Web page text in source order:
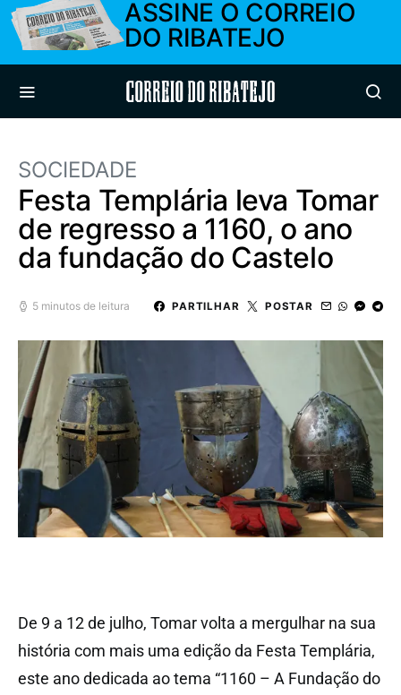
ASSINE O CORREIO
DO RIBATEJO
Correio do Ribatejo
SOCIEDADE
Festa Templária leva Tomar
de regresso a 1160, o ano
da fundação do Castelo
5 minutos de leitura PARTILHAR POSTAR
De 9 a 12 de julho, Tomar volta a mergulhar na sua
história com mais uma edição da Festa Templária,
este ano dedicada ao tema “1160 – A Fundação do